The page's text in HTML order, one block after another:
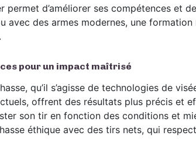
permet d’améliorer ses compétences et
avec des armes modernes, une formation
pour un impact maîtrisé
qu’il s’agisse de technologies de
offrent des résultats plus précis et
son tir en fonction des conditions et
éthique avec des tirs nets, qui